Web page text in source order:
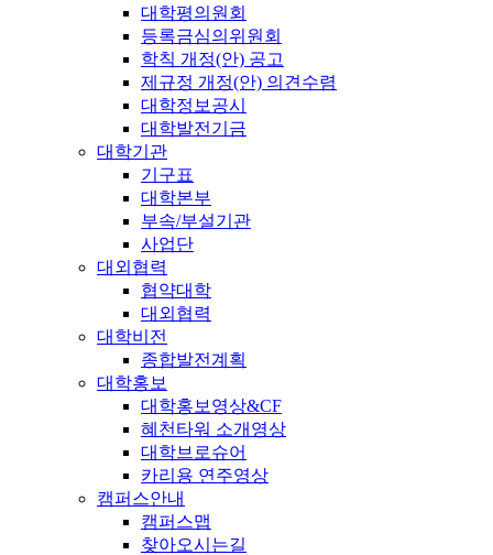
대학평의원회
등록금심의위원회
학칙 개정(안) 공고
제규정 개정(안) 의견수렴
대학정보공시
대학발전기금
대학기관
기구표
대학본부
부속/부설기관
사업단
대외협력
협약대학
대외협력
대학비전
종합발전계획
대학홍보
대학홍보영상&CF
혜천타워 소개영상
대학브로슈어
카리용 연주영상
캠퍼스안내
캠퍼스맵
찾아오시는길